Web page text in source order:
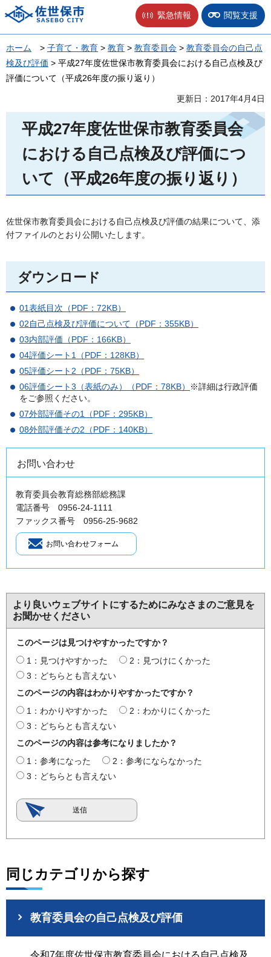
佐世保市 緊急情報 閲覧支援
ホーム > 子育て・教育 > 教育 > 教育委員会 > 教育委員会の自己点
検及び評価 > 平成27年度佐世保市教育委員会における自己点検及び
評価について（平成26年度の振り返り）
更新日：2017年4月4日
平成27年度佐世保市教育委員会
における自己点検及び評価につ
いて（平成26年度の振り返り）
佐世保市教育委員会における自己点検及び評価の結果について、添
付ファイルのとおり公開いたします。
ダウンロード
01表紙目次（PDF：72KB）
02自己点検及び評価について（PDF：355KB）
03内部評価（PDF：166KB）
04評価シート1（PDF：128KB）
05評価シート2（PDF：75KB）
06評価シート3（表紙のみ）（PDF：78KB）
※詳細は行政評価
をご参照ください。
07外部評価その1（PDF：295KB）
08外部評価その2（PDF：140KB）
お問い合わせ
教育委員会教育総務部総務課
電話番号 0956-24-1111
ファックス番号 0956-25-9682
より良いウェブサイトにするためにみなさまのご意見を
お聞かせください
このページは見つけやすかったですか？
1：見つけやすかった
2：見つけにくかった
3：どちらとも言えない
このページの内容はわかりやすかったですか？
1：わかりやすかった
2：わかりにくかった
3：どちらとも言えない
このページの内容は参考になりましたか？
1：参考になった
2：参考にならなかった
3：どちらとも言えない
同じカテゴリから探す
教育委員会の自己点検及び評価